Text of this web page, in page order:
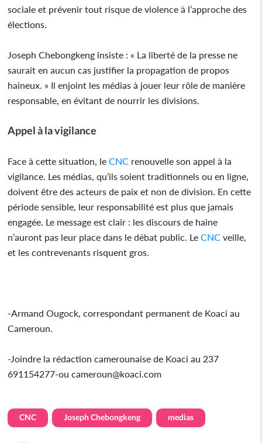
sociale et prévenir tout risque de violence à l’approche des
élections.
Joseph Chebongkeng insiste : « La liberté de la presse ne
saurait en aucun cas justifier la propagation de propos
haineux. » Il enjoint les médias à jouer leur rôle de manière
responsable, en évitant de nourrir les divisions.
Appel à la vigilance
Face à cette situation, leCNC renouvelle son appel à la
vigilance. Les médias, qu’ils soient traditionnels ou en ligne,
doivent être des acteurs de paix et non de division. En cette
période sensible, leur responsabilité est plus que jamais
engagée. Le message est clair : les discours de haine
n’auront pas leur place dans le débat public. LeCNC veille,
et les contrevenants risquent gros.
-Armand Ougock, correspondant permanent de Koaci au
Cameroun.
-Joindre la rédaction camerounaise de Koaci au 237
691154277-ou cameroun@koaci.com
CNC Joseph Chebongkeng medias